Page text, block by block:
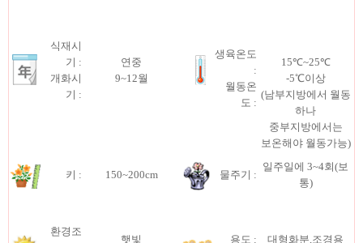
식재시
기 :
개화시
기 :
연중
9~12월
생육온도
:
월동온
도 :
15℃~25℃
-5℃이상
(남부지방에서 월동
하나
중부지방에서는
보온해야 월동가능)
키 : 150~200cm 물주기 :
일주일에 3~4회(보
통)
환경조
햇빛 용도 : 대형화분,조경용